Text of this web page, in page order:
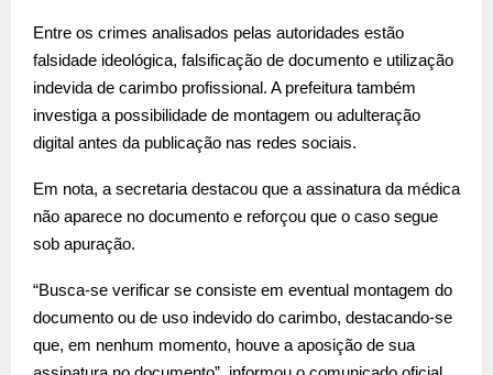
Entre os crimes analisados pelas autoridades estão
falsidade ideológica, falsificação de documento e utilização
indevida de carimbo profissional. A prefeitura também
investiga a possibilidade de montagem ou adulteração
digital antes da publicação nas redes sociais.
Em nota, a secretaria destacou que a assinatura da médica
não aparece no documento e reforçou que o caso segue
sob apuração.
“Busca-se verificar se consiste em eventual montagem do
documento ou de uso indevido do carimbo, destacando-se
que, em nenhum momento, houve a aposição de sua